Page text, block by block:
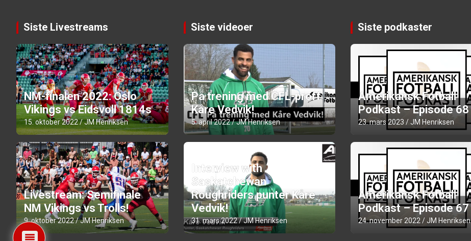
Siste Livestreams
NM-finalen 2022: Oslo
Vikings vs Eidsvoll 1814s
15. oktober 2022 JM Henriksen
Livestream: Semifinale
NM Vikings vs Trolls!
9. oktober 2022 JM Henriksen
Siste videoer
På trening med CFL-proff
Kåre Vedvik!
5. april 2022 JM Henriksen
Interview with
Saskatchewan
Roughriders punter Kåre
Vedvik!
31. mars 2022 JM Henriksen
Siste podkaster
Amerikansk Fotball
Podkast – Episode 68
23. mars 2023 JM Henriksen
Amerikansk Fotball
Podkast – Episode 67
24. november 2022 JM Henriksen